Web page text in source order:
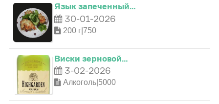
Язык запеченный…
30-01-2026
200 г|750
Виски зерновой…
3-02-2026
Алкоголь|5000